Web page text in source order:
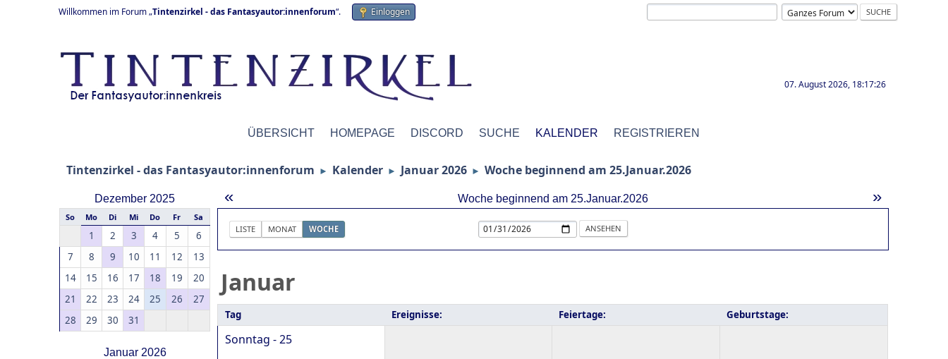
Willkommen im Forum „Tintenzirkel - das Fantasyautor:innenforum“. Einloggen
07. August 2026, 18:17:26
ÜBERSICHT HOMEPAGE DISCORD SUCHE KALENDER REGISTRIEREN
Tintenzirkel - das Fantasyautor:innenforum ► Kalender ► Januar 2026 ► Woche beginnend am 25.Januar.2026
Dezember 2025
So Mo Di Mi Do Fr Sa
1 2 3 4 5
6
7
8 9 10 11 12
13
14
15 16 17 18 19
20
21
22 23 24 25 26
27
28
29 30 31
Januar 2026
« »
Woche beginnend am 25.Januar.2026
LISTE MONAT WOCHE
Januar
Tag Ereignisse: Feiertage: Geburtstage:
Sonntag - 25